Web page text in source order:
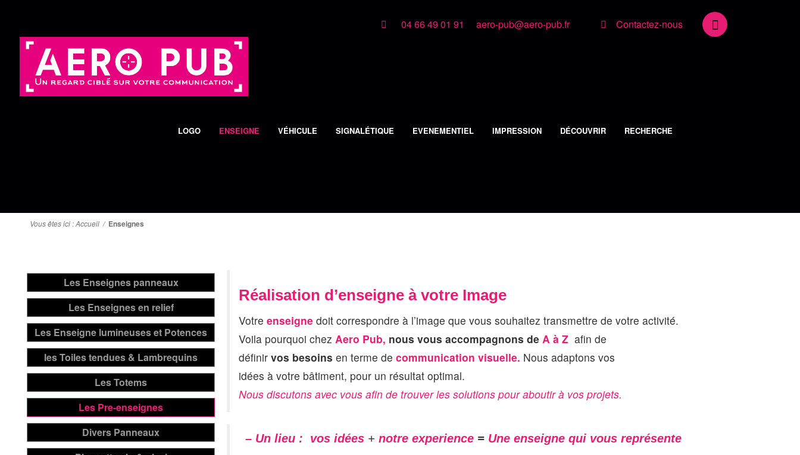
04 66 49 01 91 aero-pub@aero-pub.fr Contactez-nous
LOGO ENSEIGNE VÉHICULE SIGNALÉTIQUE EVENEMENTIEL IMPRESSION DÉCOUVRIR RECHERCHE
Vous êtes ici :Accueil / Enseignes
Réalisation d’enseigne à votre Image
Votre enseigne doit correspondre à l’image que vous souhaitez transmettre de votre activité.
Voila pourquoi chez Aero Pub, nous vous accompagnons de A à Z afin de
définir vos besoins en terme de communication visuelle. Nous adaptons vos
idées à votre bâtiment, pour un résultat optimal.
Nous discutons avec vous afin de trouver les solutions pour aboutir à vos projets.
– Un lieu : vos idées + notre experience = Une enseigne qui vous représente